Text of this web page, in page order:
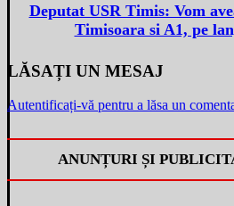
Deputat USR Timis: Vom
Timisoara si A1, pe
LĂSAȚI UN MESAJ
Autentificați-vă pentru a lăsa un
ANUNȚURI ȘI